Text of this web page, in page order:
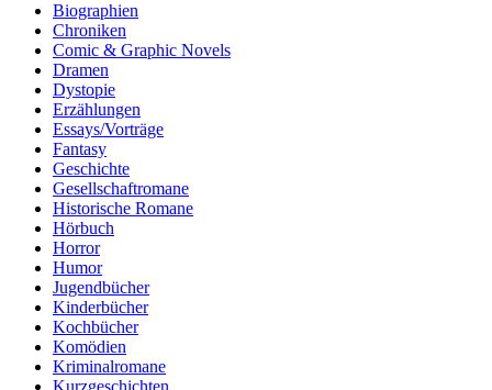
Biographien
Chroniken
Comic & Graphic Novels
Dramen
Dystopie
Erzählungen
Essays/Vorträge
Fantasy
Geschichte
Gesellschaftromane
Historische Romane
Hörbuch
Horror
Humor
Jugendbücher
Kinderbücher
Kochbücher
Komödien
Kriminalromane